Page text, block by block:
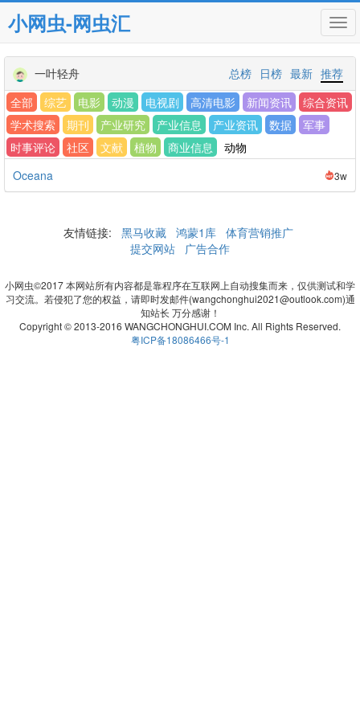
小网虫-网虫汇
一叶轻舟 推荐
最新
日榜
总榜
全部
综艺 电影 动漫 电视剧 高清电影 新闻资讯
综合资讯
学术搜索
期刊 产业研究 产业信息 产业资讯 数据
军事
时事评论
社区 文献 植物 商业信息
动物
Oceana
3w
友情链接: 黑马收藏 鸿蒙1库 体育营销推广
提交网站
广告合作
小网虫©2017 本网站所有内容都是靠程序在互联网上自动搜集而来，仅供测试和学
习交流。若侵犯了您的权益，请即时发邮件(wangchonghui2021@outlook.com)通
知站长 万分感谢！
Copyright © 2013-2016 WANGCHONGHUI.COM Inc. All Rights Reserved.
粤ICP备18086466号-1